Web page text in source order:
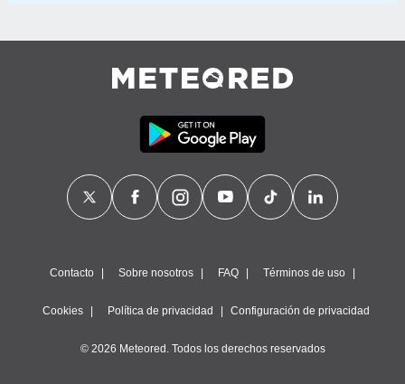
Contacto Sobre nosotros FAQ Términos de uso
Cookies Política de privacidad Configuración de privacidad
© 2026 Meteored. Todos los derechos reservados